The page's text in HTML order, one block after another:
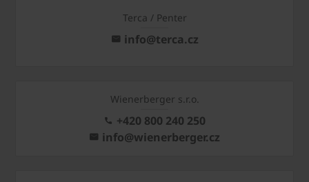
Terca / Penter
info@terca.cz
Wienerberger s.r.o.
+420 800 240 250
info@wienerberger.cz